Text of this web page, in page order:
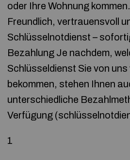
oder Ihre Wohnung
Freundlich, vertrauensvoll
Schlüsselnotdienst –
Bezahlung Je nachdem,
Schlüsseldienst Sie von
bekommen, stehen Ihnen
unterschiedliche
Verfügung
1